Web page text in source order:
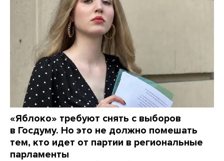
«Яблоко» требуют снять с выборов
в Госдуму. Но это не должно помешать
тем, кто идет от партии в региональные
парламенты